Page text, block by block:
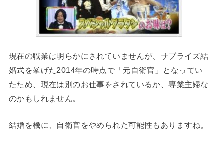
現在の職業は明らかにされていませんが、サプライズ結
婚式を挙げた2014年の時点で「元自衛官」となってい
たため、現在は別のお仕事をされているか、専業主婦な
のかもしれません。
結婚を機に、自衛官をやめられた可能性もありますね。